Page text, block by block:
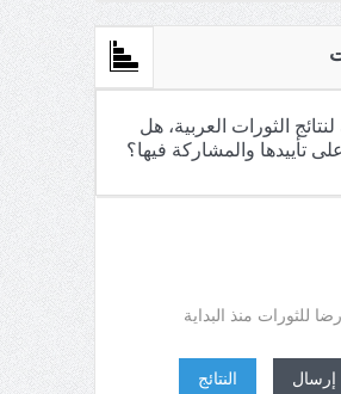
الثورات العربية، هل
تأييدها والمشاركة فيها؟
للثورات منذ البداية
إرسال النتائج